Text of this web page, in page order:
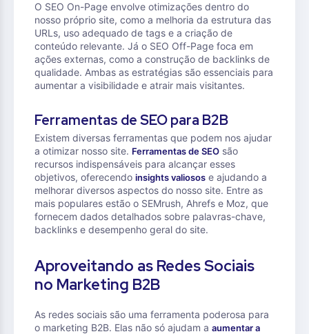
O SEO On-Page envolve otimizações dentro do
nosso próprio site, como a melhoria da estrutura das
URLs, uso adequado de tags e a criação de
conteúdo relevante. Já o SEO Off-Page foca em
ações externas, como a construção de backlinks de
qualidade. Ambas as estratégias são essenciais para
aumentar a visibilidade e atrair mais visitantes.
Ferramentas de SEO para B2B
Existem diversas ferramentas que podem nos ajudar
a otimizar nosso site. Ferramentas de SEO são
recursos indispensáveis para alcançar esses
objetivos, oferecendo insights valiosos e ajudando a
melhorar diversos aspectos do nosso site. Entre as
mais populares estão o SEMrush, Ahrefs e Moz, que
fornecem dados detalhados sobre palavras-chave,
backlinks e desempenho geral do site.
Aproveitando as Redes Sociais
no Marketing B2B
As redes sociais são uma ferramenta poderosa para
o marketing B2B. Elas não só ajudam a aumentar a